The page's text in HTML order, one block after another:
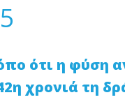
ότι η φύση
χρονιά τη